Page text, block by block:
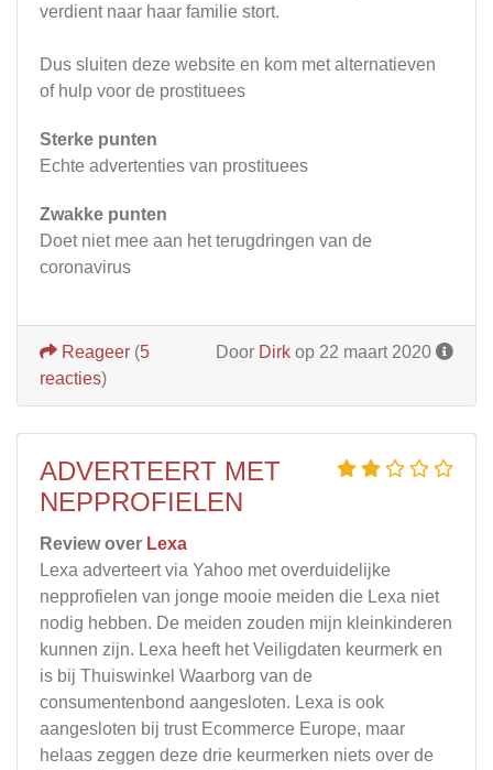
verdient naar haar familie stort.
Dus sluiten deze website en kom met alternatieven
of hulp voor de prostituees
Sterke punten
Echte advertenties van prostituees
Zwakke punten
Doet niet mee aan het terugdringen van de
coronavirus
Door Dirk op 22 maart 2020
Reageer (5
reacties)
ADVERTEERT MET
NEPPROFIELEN
Review over Lexa
Lexa adverteert via Yahoo met overduidelijke
nepprofielen van jonge mooie meiden die Lexa niet
nodig hebben. De meiden zouden mijn kleinkinderen
kunnen zijn. Lexa heeft het Veiligdaten keurmerk en
is bij Thuiswinkel Waarborg van de
consumentenbond aangesloten. Lexa is ook
aangesloten bij trust Ecommerce Europe, maar
helaas zeggen deze drie keurmerken niets over de